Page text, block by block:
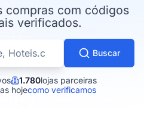
compras com códigos
verificados.
cupons por loja
Buscar
1.780lojas parceiras
hojecomo verificamos